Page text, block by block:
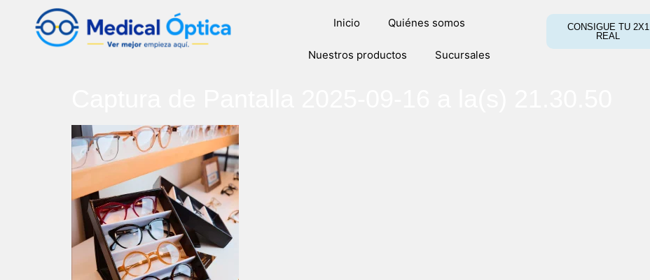
Inicio Quiénes somos
Nuestros productos Sucursales
CONSIGUE TU 2X1
REAL